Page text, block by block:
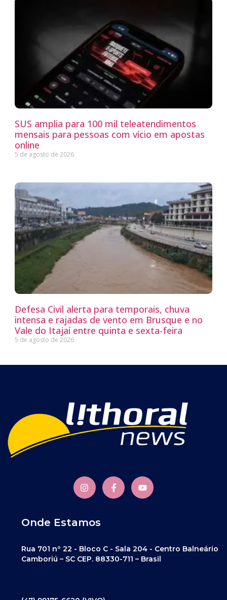
SUS amplia para 100 mil teleatendimentos
mensais para pessoas com vício em apostas
online
5 de agosto de 2026
Defesa Civil alerta para temporais, chuva
intensa e rajadas de vento em Brusque e no
Vale do Itajaí entre quinta e sexta-feira
5 de agosto de 2026
Onde Estamos
Rua 701 nº 22 - Bloco C - Sala 204 - Centro Balneário
Camboriú – SC CEP. 88330-711 – Brasil